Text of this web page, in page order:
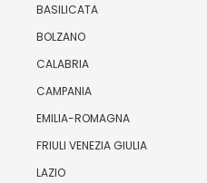
BASILICATA
BOLZANO
CALABRIA
CAMPANIA
EMILIA-ROMAGNA
FRIULI VENEZIA GIULIA
LAZIO